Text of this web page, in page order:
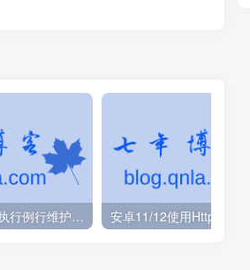
WordPress 正在执行例行维护 请一分钟后回来